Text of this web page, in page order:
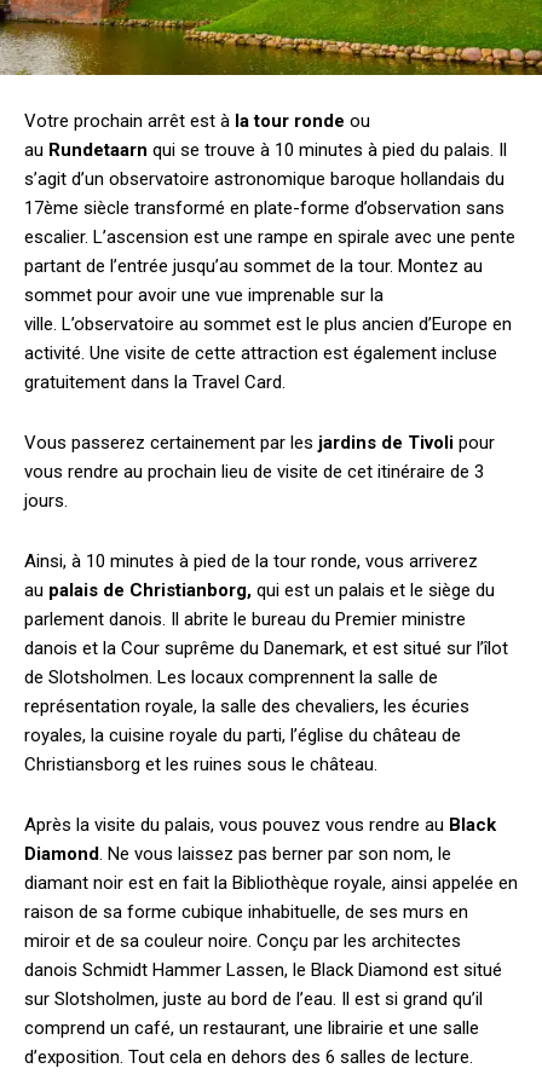
Votre prochain arrêt est à latour ronde ou
au Rundetaarn qui se trouve à 10 minutes à pied du palais. Il
s’agit d’un observatoire astronomique baroque hollandais du
17ème siècle transformé en plate-forme d’observation sans
escalier. L’ascension est une rampe en spirale avec une pente
partant de l’entrée jusqu’au sommet de la tour. Montez au
sommet pour avoir une vue imprenable sur la
ville. L’observatoire au sommet est le plus ancien d’Europe en
activité. Une visite de cette attraction est également incluse
gratuitement dans la Travel Card.
Vous passerez certainement par les jardins de Tivoli pour
vous rendre au prochain lieu de visite de cet itinéraire de 3
jours.
Ainsi, à 10 minutes à pied de la tour ronde, vous arriverez
au palais de Christianborg, qui est un palais et le siège du
parlement danois. Il abrite le bureau du Premier ministre
danois et la Cour suprême du Danemark, et est situé sur l’îlot
de Slotsholmen. Les locaux comprennent la salle de
représentation royale, la salle des chevaliers, les écuries
royales, la cuisine royale du parti, l’église du château de
Christiansborg et les ruines sous le château.
Après la visite du palais, vous pouvez vous rendre au Black
Diamond. Ne vous laissez pas berner par son nom, le
diamant noir est en fait la Bibliothèque royale, ainsi appelée en
raison de sa forme cubique inhabituelle, de ses murs en
miroir et de sa couleur noire. Conçu par les architectes
danois Schmidt Hammer Lassen, le Black Diamond est situé
sur Slotsholmen, juste au bord de l’eau. Il est si grand qu’il
comprend un café, un restaurant, une librairie et une salle
d’exposition. Tout cela en dehors des 6 salles de lecture.